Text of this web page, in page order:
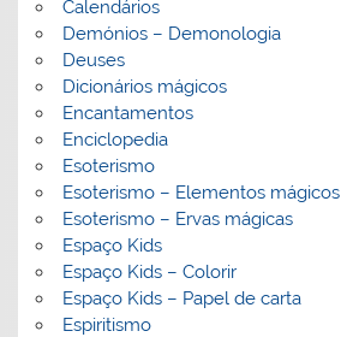
Calendários
Demónios – Demonologia
Deuses
Dicionários mágicos
Encantamentos
Enciclopedia
Esoterismo
Esoterismo – Elementos mágicos
Esoterismo – Ervas mágicas
Espaço Kids
Espaço Kids – Colorir
Espaço Kids – Papel de carta
Espiritismo